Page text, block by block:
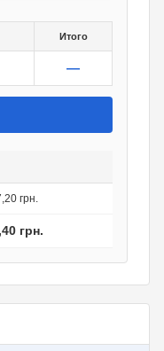
Итого
—
грн.
грн.